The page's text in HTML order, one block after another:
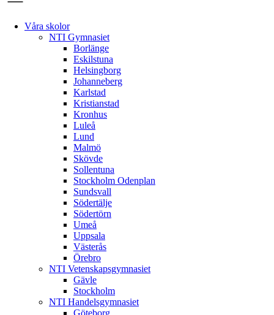
Våra skolor
NTI Gymnasiet
Borlänge
Eskilstuna
Helsingborg
Johanneberg
Karlstad
Kristianstad
Kronhus
Luleå
Lund
Malmö
Skövde
Sollentuna
Stockholm Odenplan
Sundsvall
Södertälje
Södertörn
Umeå
Uppsala
Västerås
Örebro
NTI Vetenskapsgymnasiet
Gävle
Stockholm
NTI Handelsgymnasiet
Göteborg